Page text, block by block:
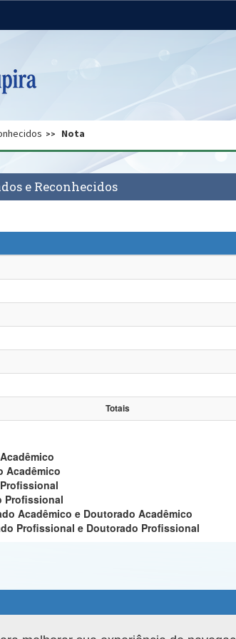
Ministério
Regional
Gabinete de Segurança Advocacia-
Nota
e Reconhecidos
Totais
Acadêmico
Profissional
Acadêmico e Doutorado Acadêmico
Profissional e Doutorado Profissional